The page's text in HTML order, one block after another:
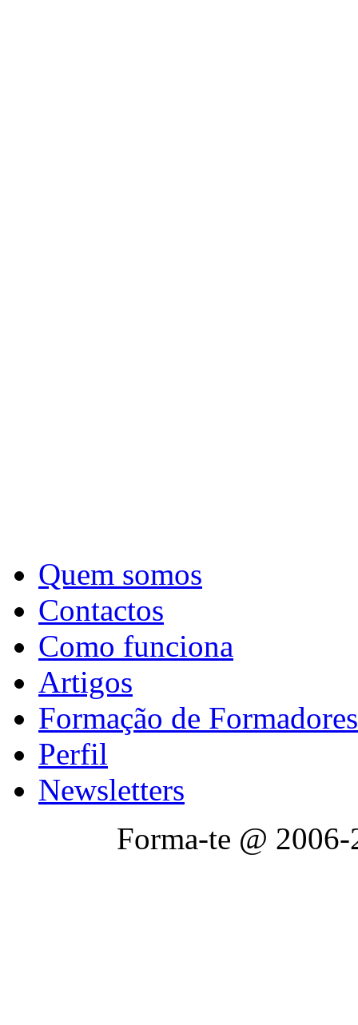
Quem somos
Contactos
Como funciona
Artigos
Formação de Formadores
Perfil
Newsletters
Forma-te @